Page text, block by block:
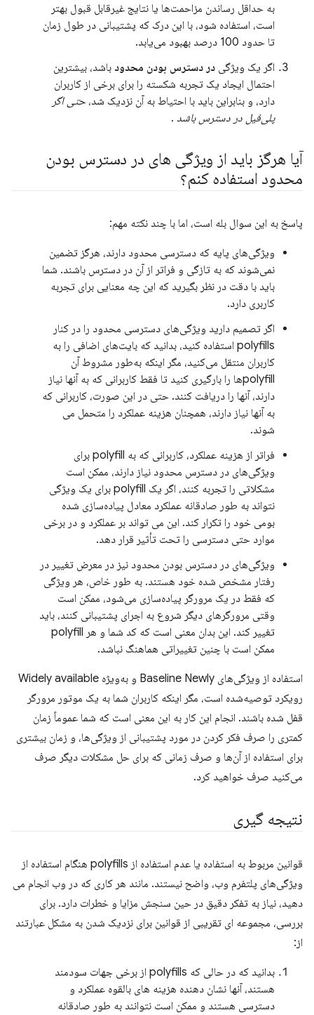
به حداقل رساندن مزاحمت‌ها یا نتایج غیرقابل قبول بهتر
است، استفاده شود، با این درک که پشتیبانی در طول زمان
تا حدود 100 درصد بهبود می‌یابد.
اگر یک ویژگی در دسترس بودن محدود باشد، بیشترین
احتمال ایجاد یک تجربه شکسته را برای برخی از کاربران
دارد، و بنابراین باید با احتیاط به آن نزدیک شد، حتی اگر
پلی‌فیل در دسترس باشد .
آیا هرگز باید از ویژگی های در دسترس بودن
محدود استفاده کنم؟
پاسخ به این سوال بله است، اما با چند نکته مهم:
ویژگی‌های پایه که دسترسی محدود دارند، هرگز تضمین
نمی‌شوند که به تازگی و فراتر از آن در دسترس باشند. شما
باید با دقت در نظر بگیرید که این چه معنایی برای تجربه
کاربری دارد.
اگر تصمیم دارید ویژگی‌های دسترسی محدود را در کنار
polyfills استفاده کنید، بدانید که بایت‌های اضافی را به
کاربران منتقل می‌کنید، مگر اینکه به‌طور مشروط آن
polyfill‌ها را بارگیری کنید تا فقط کاربرانی که به آنها نیاز
دارند، آنها را دریافت کنند. حتی در این صورت، کاربرانی که
به آنها نیاز دارند، همچنان هزینه عملکرد را متحمل می
شوند.
فراتر از هزینه عملکرد، کاربرانی که به polyfill برای
ویژگی‌های در دسترس محدود نیاز دارند، ممکن است
مشکلاتی را تجربه کنند، اگر یک polyfill برای یک ویژگی
نتواند به طور صادقانه عملکرد معادل پیاده‌سازی شده
بومی خود را تکرار کند. این می تواند بر عملکرد و در برخی
موارد حتی دسترسی را تحت تأثیر قرار دهد.
ویژگی‌های در دسترس بودن محدود نیز در معرض تغییر در
رفتار مشخص شده خود هستند. به طور خاص، هر ویژگی
که فقط در یک مرورگر پیاده‌سازی می‌شود، ممکن است
وقتی مرورگرهای دیگر شروع به اجرای پشتیبانی کنند، باید
تغییر کند. این بدان معنی است که کد شما و هر polyfill
ممکن است با چنین تغییراتی هماهنگ نباشد.
استفاده از ویژگی‌های Baseline Newly و به‌ویژه Widely available
رویکرد توصیه‌شده است، مگر اینکه کاربران شما به یک موتور مرورگر
قفل شده باشند. انجام این کار به این معنی است که شما عموماً زمان
کمتری را صرف فکر کردن در مورد پشتیبانی از ویژگی‌ها، و زمان بیشتری
برای استفاده از آن‌ها و صرف زمانی که برای حل مشکلات دیگر صرف
می‌کنید صرف خواهید کرد.
نتیجه گیری
قوانین مربوط به استفاده یا عدم استفاده از polyfills هنگام استفاده از
ویژگی‌های پلتفرم وب، واضح نیستند. مانند هر کاری که در وب انجام می
دهید، نیاز به تفکر دقیق در حین سنجش مزایا و خطرات دارد. برای
بررسی، مجموعه ای تقریبی از قوانین برای نزدیک شدن به مشکل عبارتند
از:
بدانید که در حالی که polyfills از برخی جهات سودمند
هستند، آنها نشان دهنده هزینه های بالقوه عملکرد و
دسترسی هستند و ممکن است نتوانند به طور صادقانه